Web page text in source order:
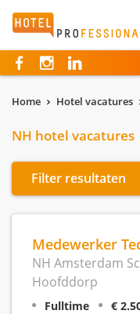
Hotelprofessionals
Home Hotel vacatures
NH hotel vacatures
Filter resultaten
Medewerker
NH Amsterdam
Hoofddorp
Fulltime €